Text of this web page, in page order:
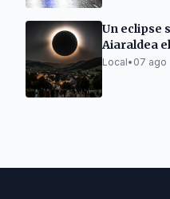
Un eclipse
Aiaraldea
Local• 07 ago